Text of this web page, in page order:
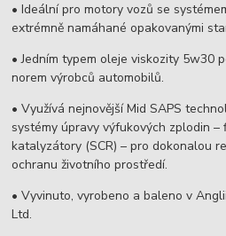
• Ideální pro motory vozů se
extrémně namáhané opakovanými
• Jedním typem oleje viskozity 5w30
norem výrobců automobilů.
• Využívá nejnovější Mid SAPS
systémy úpravy výfukových zplodin –
katalyzátory (SCR) – pro dokonalou
ochranu životního prostředí.
• Vyvinuto, vyrobeno a baleno v
Ltd.